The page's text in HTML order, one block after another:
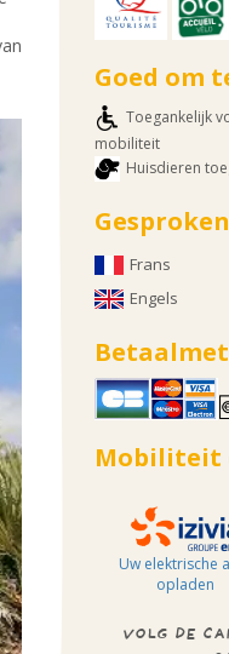
Goed om
Toegankelijk
mobiliteit
Huisdieren
Frans
Engels
Mobiliteit
Uw elektrische
opladen
VOLG DE